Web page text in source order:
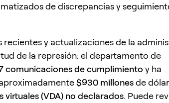
de discrepancias y
recientes y actualizaciones de la
de la represión: el departamento de
comunicaciones de cumplimiento y ha
$930 millonesde
(VDA) no declarados. Puede